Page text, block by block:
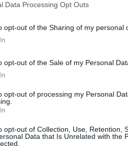
Data Processing Opt Outs
opt-out of the Sharing of my personal
opt-out of the Sale of my Personal
opt-out of processing my Personal
opt-out of Collection, Use, Retention,
Data that Is Unrelated with the